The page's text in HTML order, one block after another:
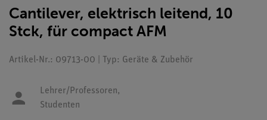
Cantilever, elektrisch leitend, 10
Stck, für compact AFM
Artikel-Nr.: 09713-00 | Typ: Geräte & Zubehör
Lehrer/Professoren,
Studenten